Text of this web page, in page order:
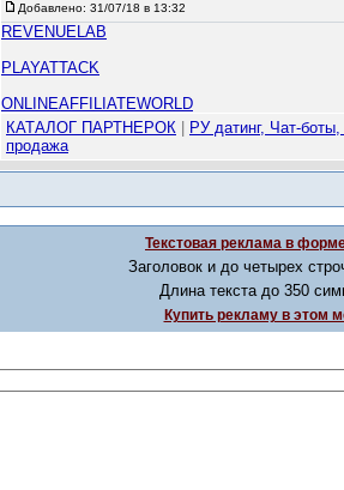
Добавлено: 31/07/18 в 13:32
REVENUELAB
PLAYATTACK
ONLINEAFFILIATEWORLD
КАТАЛОГ ПАРТНЕРОК
РУ датинг, Чат-
продажа
Текстовая реклама в
Заголовок и до четырех
Длина текста до 350
Купить рекламу в этом